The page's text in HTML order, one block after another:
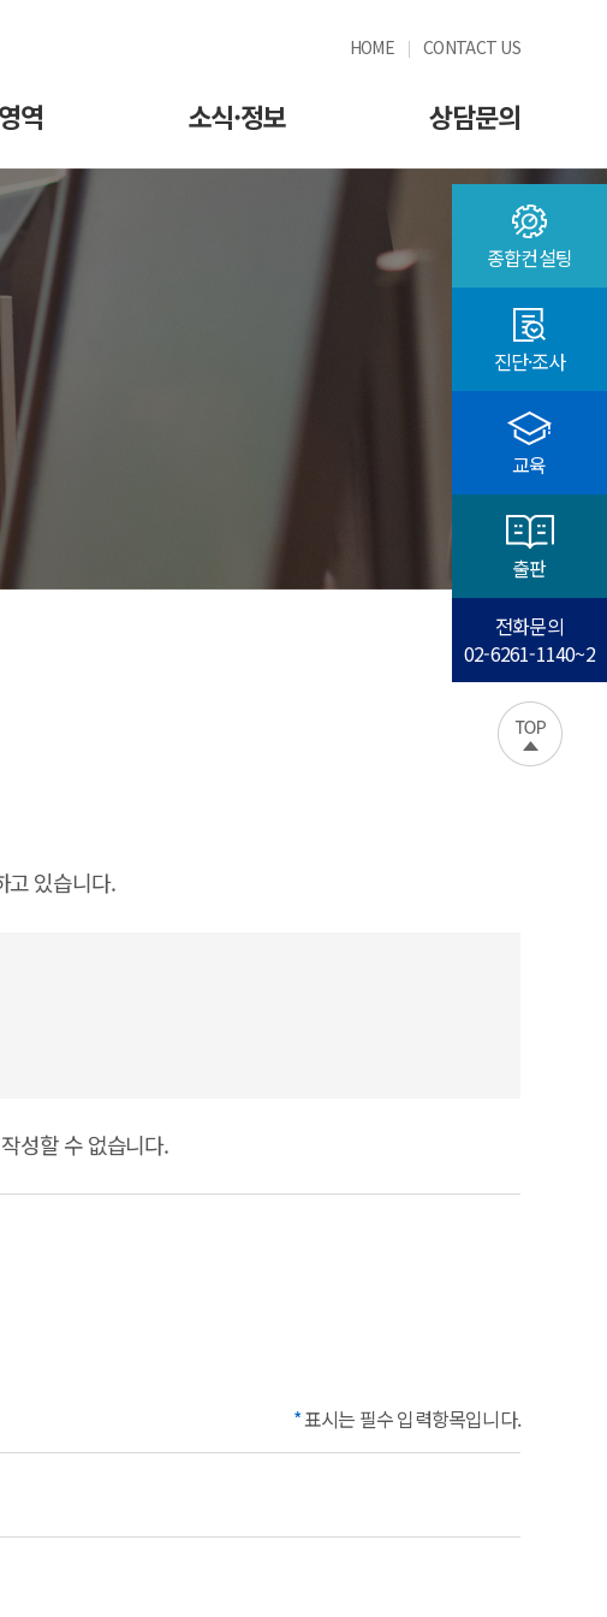
HOME CONTACT US
역 소식·정보 상담문의
고 있습니다.
성할 수 없습니다.
*표시는 필수 입력항목입니다.
종합컨설팅
진단·조사
교육
출판
전화문의
02-6261-1140~2